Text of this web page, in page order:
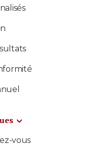
vous